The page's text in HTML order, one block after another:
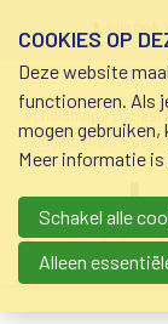
schuldhulp • sociaal
budgetbeheer •
Main navigation
COOKIES OP
Deze website
functioneren. Als
mogen
Meer informatie
Schakel alle
Alleen